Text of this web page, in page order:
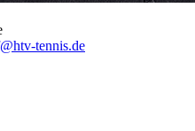
tennis.de